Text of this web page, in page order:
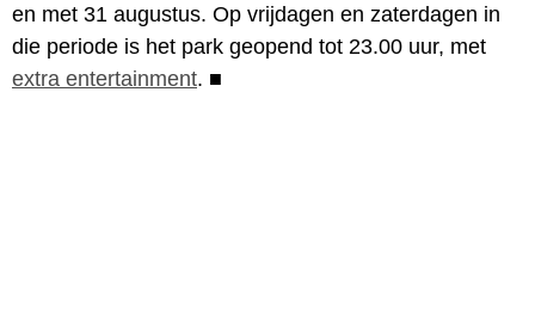
en met 31 augustus. Op vrijdagen en zaterdagen in
die periode is het park geopend tot 23.00 uur, met
extra entertainment. ■